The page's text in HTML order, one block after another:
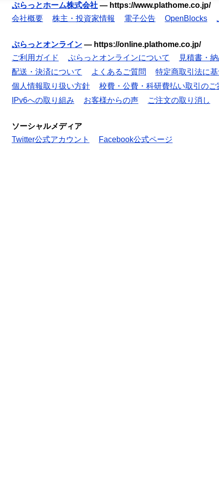
ぷらっとホーム株式会社 — https://www.plathome.co.jp/
会社概要
株主・投資家情報 電子公告 OpenBlocks
ぷらっとオンライン — https://online.plathome.co.jp/
ご利用ガイド
ぷらっとオンラインについて
見積書・
配送・決済について
よくあるご質問
特定商取引法に
個人情報取り扱い方針
校費・公費・科研費払い取引のご
IPv6への取り組み
お客様からの声 ご注文の取り消し
ソーシャルメディア
Twitter公式アカウント
Facebook公式ページ